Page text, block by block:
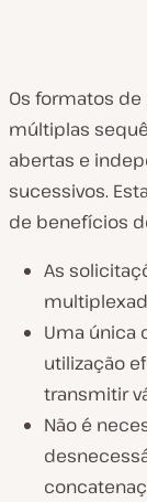
Os formatos
múltiplas
abertas e
sucessivos.
de benefícios
As
Uma única
utilização
transmitir
Não é